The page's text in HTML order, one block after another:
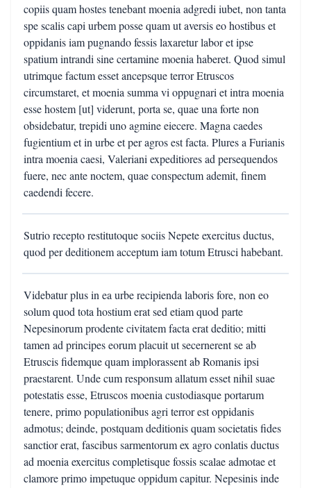
copiis quam hostes tenebant moenia adgredi iubet, non tanta
spe scalis capi urbem posse quam ut aversis eo hostibus et
oppidanis iam pugnando fessis laxaretur labor et ipse
spatium intrandi sine certamine moenia haberet. Quod simul
utrimque factum esset ancepsque terror Etruscos
circumstaret, et moenia summa vi oppugnari et intra moenia
esse hostem [ut] viderunt, porta se, quae una forte non
obsidebatur, trepidi uno agmine eiecere. Magna caedes
fugientium et in urbe et per agros est facta. Plures a Furianis
intra moenia caesi, Valeriani expeditiores ad persequendos
fuere, nec ante noctem, quae conspectum ademit, finem
caedendi fecere.
Sutrio recepto restitutoque sociis Nepete exercitus ductus,
quod per deditionem acceptum iam totum Etrusci habebant.
Videbatur plus in ea urbe recipienda laboris fore, non eo
solum quod tota hostium erat sed etiam quod parte
Nepesinorum prodente civitatem facta erat deditio; mitti
tamen ad principes eorum placuit ut secernerent se ab
Etruscis fidemque quam implorassent ab Romanis ipsi
praestarent. Unde cum responsum allatum esset nihil suae
potestatis esse, Etruscos moenia custodiasque portarum
tenere, primo populationibus agri terror est oppidanis
admotus; deinde, postquam deditionis quam societatis fides
sanctior erat, fascibus sarmentorum ex agro conlatis ductus
ad moenia exercitus completisque fossis scalae admotae et
clamore primo impetuque oppidum capitur. Nepesinis inde